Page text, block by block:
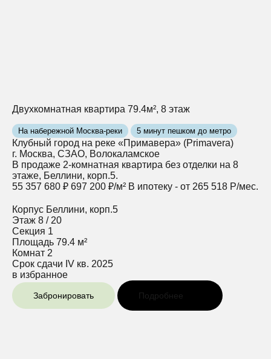
Двухкомнатная квартира 79.4м², 8 этаж
На набережной Москва-реки 5 минут пешком до метро
Клубный город на реке «Примавера» (Primavera)
г. Москва, СЗАО, Волокаламское
В продаже 2-комнатная квартира без отделки на 8
этаже, Беллини, корп.5.
55 357 680 ₽ 697 200 ₽/м² В ипотеку - от 265 518 Р/мес.
Корпус Беллини, корп.5
Этаж 8 / 20
Секция 1
Площадь 79.4 м²
Комнат 2
Срок сдачи IV кв. 2025
в избранное
Забронировать Подробнее